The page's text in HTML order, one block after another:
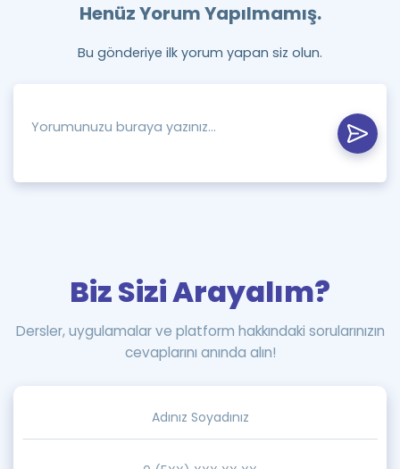
Henüz Yorum Yapılmamış.
Bu gönderiye ilk yorum yapan siz olun.
Biz Sizi Arayalım?
Dersler, uygulamalar ve platform hakkındaki sorularınızın
cevaplarını anında alın!